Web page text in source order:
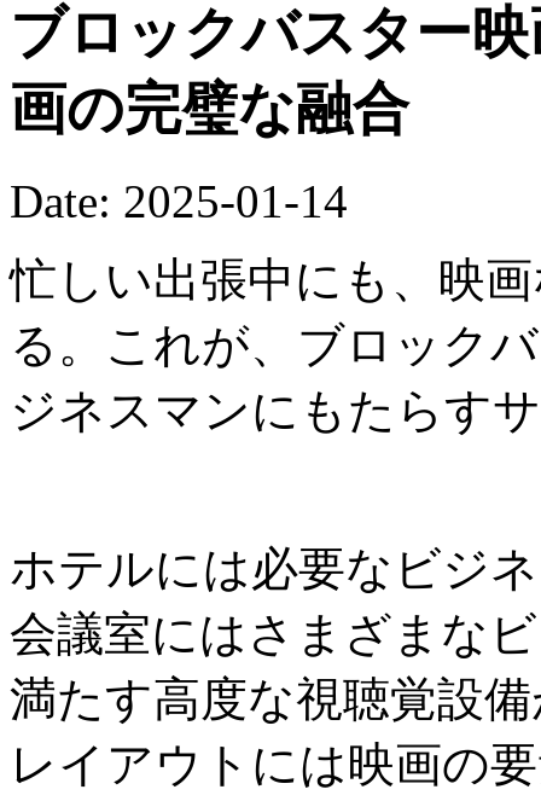
ブロックバスター
画の完璧な融合
Date: 2025-01-14
忙しい出張中にも、映
る。これが、ブロック
ジネスマンにもたらす
ホテルには必要なビジ
会議室にはさまざまな
満たす高度な視聴覚設
レイアウトには映画の